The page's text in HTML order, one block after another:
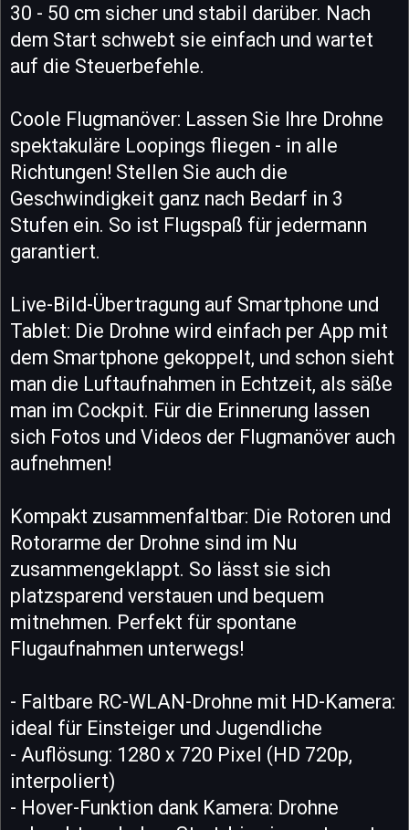
30 - 50 cm sicher und stabil darüber. Nach
dem Start schwebt sie einfach und wartet
auf die Steuerbefehle.
Coole Flugmanöver: Lassen Sie Ihre Drohne
spektakuläre Loopings fliegen - in alle
Richtungen! Stellen Sie auch die
Geschwindigkeit ganz nach Bedarf in 3
Stufen ein. So ist Flugspaß für jedermann
garantiert.
Live-Bild-Übertragung auf Smartphone und
Tablet: Die Drohne wird einfach per App mit
dem Smartphone gekoppelt, und schon sieht
man die Luftaufnahmen in Echtzeit, als säße
man im Cockpit. Für die Erinnerung lassen
sich Fotos und Videos der Flugmanöver auch
aufnehmen!
Kompakt zusammenfaltbar: Die Rotoren und
Rotorarme der Drohne sind im Nu
zusammengeklappt. So lässt sie sich
platzsparend verstauen und bequem
mitnehmen. Perfekt für spontane
Flugaufnahmen unterwegs!
- Faltbare RC-WLAN-Drohne mit HD-Kamera:
ideal für Einsteiger und Jugendliche
- Auflösung: 1280 x 720 Pixel (HD 720p,
interpoliert)
- Hover-Funktion dank Kamera: Drohne